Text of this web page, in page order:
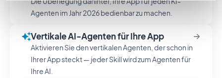
Agenten im Jahr 2026 bedienbar zu machen.
Vertikale AI-Agenten für Ihre App
Aktivieren Sie den vertikalen Agenten, der schon in
Ihrer App steckt — jeder Skill wird zum Agenten für
Ihre AI.